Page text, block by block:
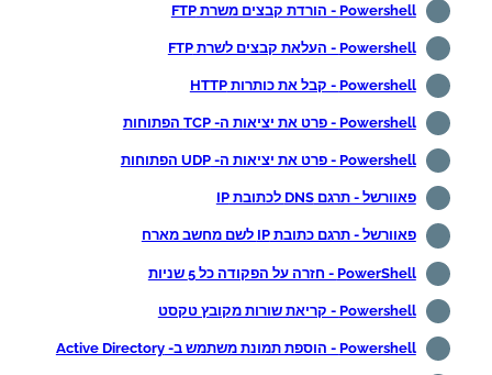
Powershell - הורדת קבצים משרת FTP
Powershell - העלאת קבצים לשרת FTP
Powershell - קבל את כותרות HTTP
Powershell - פרט את יציאות ה- TCP הפתוחות
Powershell - פרט את יציאות ה- UDP הפתוחות
פאוורשל - תרגם DNS לכתובת IP
פאוורשל - תרגם כתובת IP לשם מחשב מארח
PowerShell - חזרה על הפקודה כל 5 שניות
Powershell - קריאת שורות מקובץ טקסט
Powershell - הוספת תמונת משתמש ב- Active Directory